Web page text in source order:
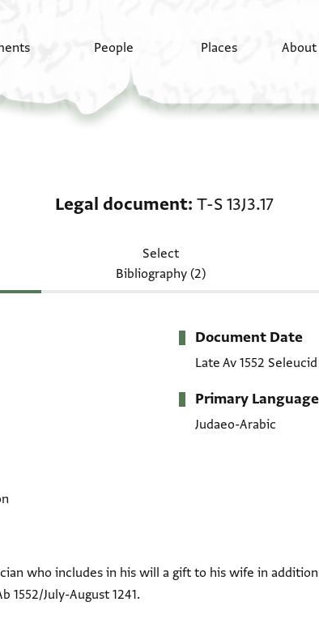
People Places About
Legal document T-S 13J3.17
Select
Bibliography (2)
Document Date
Late Av 1552 Seleucid
Primary Language
Judaeo-Arabic
who includes in his will a gift to his wife in
1552/July-August 1241.